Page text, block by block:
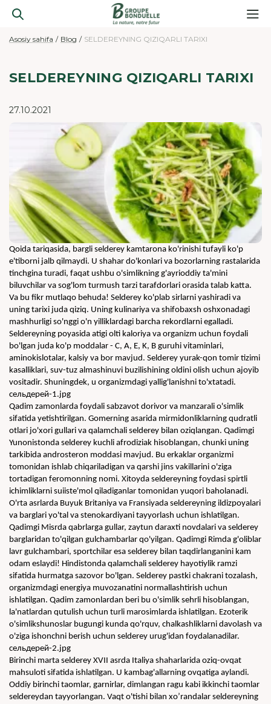
Asosiy sahifa Blog SELDEREYNING QIZIQARLI TARIXI
SELDEREYNING QIZIQARLI TARIXI
27.10.2021
Qoida tariqasida, bargli selderey kamtarona ko'rinishi tufayli ko'p
e'tiborni jalb qilmaydi. U shahar do'konlari va bozorlarning rastalarida
tinchgina turadi, faqat ushbu o'simlikning g'ayrioddiy ta'mini
biluvchilar va sog'lom turmush tarzi tarafdorlari orasida talab katta.
Va bu fikr mutlaqo behuda! Selderey ko'plab sirlarni yashiradi va
uning tarixi juda qiziq. Uning kulinariya va shifobaxsh oshxonadagi
mashhurligi so'nggi o'n yilliklardagi barcha rekordlarni egalladi.
Seldereyning poyasida atigi olti kaloriya va organizm uchun foydali
bo'lgan juda ko'p moddalar - C, A, E, K, B guruhi vitaminlari,
aminokislotalar, kalsiy va bor mavjud. Selderey yurak-qon tomir tizimi
kasalliklari, suv-tuz almashinuvi buzilishining oldini olish uchun ajoyib
vositadir. Shuningdek, u organizmdagi yallig'lanishni to'xtatadi.
сельдерей-1.jpg
Qadim zamonlarda foydali sabzavot dorivor va manzarali o'simlik
sifatida yetishtirilgan. Gomerning asarida mirmidonliklarning qudratli
otlari jo'xori gullari va qalamchali selderey bilan oziqlangan. Qadimgi
Yunonistonda selderey kuchli afrodiziak hisoblangan, chunki uning
tarkibida androsteron moddasi mavjud. Bu erkaklar organizmi
tomonidan ishlab chiqariladigan va qarshi jins vakillarini o'ziga
tortadigan feromonning nomi. Xitoyda seldereyning foydasi spirtli
ichimliklarni suiiste'mol qiladiganlar tomonidan yuqori baholanadi.
O'rta asrlarda Buyuk Britaniya va Fransiyada seldereyning ildizpoyalari
va barglari yo'tal va stenokardiyani tayyorlash uchun ishlatilgan.
Qadimgi Misrda qabrlarga gullar, zaytun daraxti novdalari va selderey
barglaridan to'qilgan gulchambarlar qo'yilgan. Qadimgi Rimda g'oliblar
lavr gulchambari, sportchilar esa selderey bilan taqdirlanganini kam
odam eslaydi! Hindistonda qalamchali selderey hayotiylik ramzi
sifatida hurmatga sazovor bo'lgan. Selderey pastki chakrani tozalash,
organizmdagi energiya muvozanatini normallashtirish uchun
ishlatilgan. Qadim zamonlardan beri bu o'simlik sehrli hisoblangan,
la'natlardan qutulish uchun turli marosimlarda ishlatilgan. Ezoterik
o'simlikshunoslar bugungi kunda qo'rquv, chalkashliklarni davolash va
o'ziga ishonchni berish uchun selderey urug'idan foydalanadilar.
сельдерей-2.jpg
Birinchi marta selderey XVII asrda Italiya shaharlarida oziq-ovqat
mahsuloti sifatida ishlatilgan. U kambag'allarning ovqatiga aylandi.
Oddiy birinchi taomlar, garnirlar, dimlangan ragu kabi ikkinchi taomlar
seldereydan tayyorlangan. Vaqt o'tishi bilan xo’randalar seldereyning